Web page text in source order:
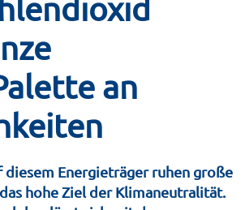
an
diesem Energieträger ruhen große
hohe Ziel der Klimaneutralität.